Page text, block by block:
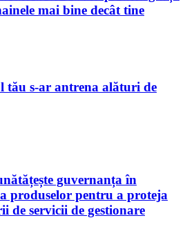
mai bine decât tine
tău s-ar antrena alături de
guvernanța în
produselor pentru a proteja
servicii de gestionare